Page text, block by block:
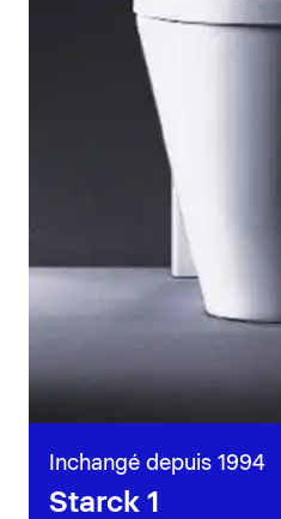
Inchangé depuis 1994
Starck 1